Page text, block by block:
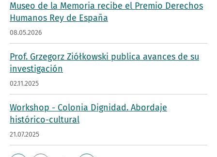
Museo de la Memoria recibe el Premio Derechos
Humanos Rey de España
08.05.2026
Prof. Grzegorz Ziółkowski publica avances de su
investigación
02.11.2025
Workshop - Colonia Dignidad. Abordaje
histórico-cultural
21.07.2025